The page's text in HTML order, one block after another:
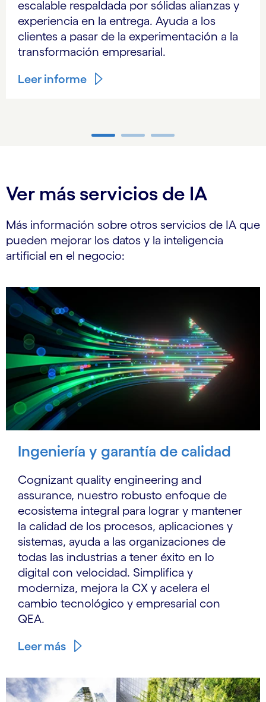
escalable respaldada por sólidas alianzas y
experiencia en la entrega. Ayuda a los
clientes a pasar de la experimentación a la
transformación empresarial.
Leer informe
Ver más servicios de IA
Más información sobre otros servicios de IA que
pueden mejorar los datos y la inteligencia
artificial en el negocio:
Ingeniería y garantía de calidad
Cognizant quality engineering and
assurance, nuestro robusto enfoque de
ecosistema integral para lograr y mantener
la calidad de los procesos, aplicaciones y
sistemas, ayuda a las organizaciones de
todas las industrias a tener éxito en lo
digital con velocidad. Simplifica y
moderniza, mejora la CX y acelera el
cambio tecnológico y empresarial con
QEA.
Leer más